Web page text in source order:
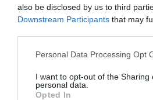
also be disclosed by us to third
Downstream Participants that may
Personal Data Processing Opt
I want to opt-out of the Sharing
personal data.
Opted In